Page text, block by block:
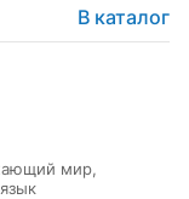
В каталог
мир,